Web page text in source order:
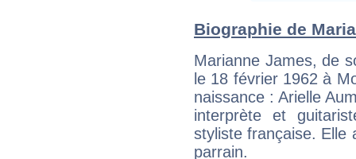
Biographie de
Marianne James, de
le 18 février 1962 à
naissance : Arielle
interprète et
styliste française. Elle
parrain.